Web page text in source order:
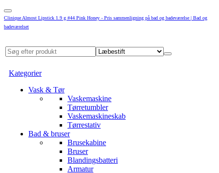
Clinique Almost Lipstick 1.9 g #44 Pink Honey - Pris sammenligning på bad og badeværelse | Bad og
badeværelset
Kategorier
Vask & Tør
Vaskemaskine
Tørretumbler
Vaskemaskineskab
Tørrestativ
Bad & bruser
Brusekabine
Bruser
Blandingsbatteri
Armatur